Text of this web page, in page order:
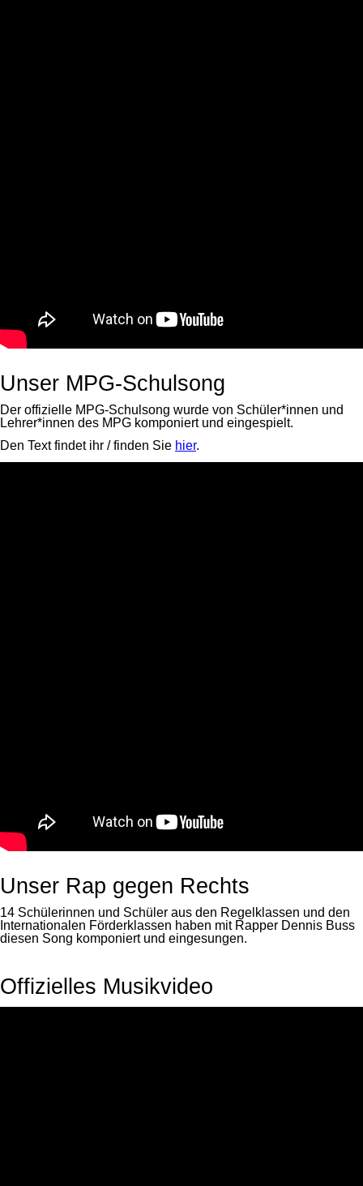
Unser MPG-Schulsong
Der offizielle MPG-Schulsong wurde von Schüler*innen und
Lehrer*innen des MPG komponiert und eingespielt.
Den Text findet ihr / finden Sie hier.
Unser Rap gegen Rechts
14 Schülerinnen und Schüler aus den Regelklassen und den
Internationalen Förderklassen haben mit Rapper Dennis Buss
diesen Song komponiert und eingesungen.
Offizielles Musikvideo